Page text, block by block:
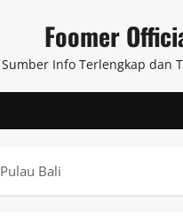
Foomer
Sumber Info Terlengkap dan
Pulau Bali